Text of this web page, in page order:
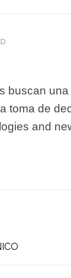
buscan
toma de
and